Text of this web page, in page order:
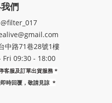
們
中路71巷28號1樓
Fri 09:30 - 18:00
客服及訂單出貨服務 *
時回覆，敬請見諒 *